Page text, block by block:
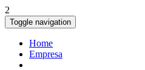
2
Toggle navigation
Home
Empresa